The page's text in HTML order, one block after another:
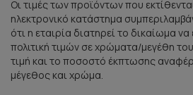
Οι τιμές των προϊόντων που
ηλεκτρονικό κατάστημα
ότι η εταιρία διατηρεί το δικαίωμα να
πολιτική τιμών σε χρώματα/μεγέθη
τιμή και το ποσοστό έκπτωσης
μέγεθος και χρώμα.